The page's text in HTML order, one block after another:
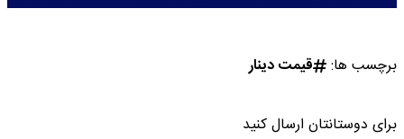
برچسب ها: قیمت دینار
برای دوستانتان ارسال کنید